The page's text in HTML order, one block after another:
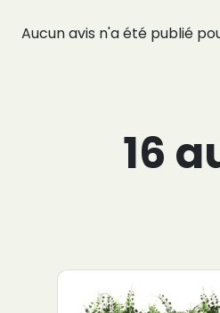
Aucun avis n'a été publié
16